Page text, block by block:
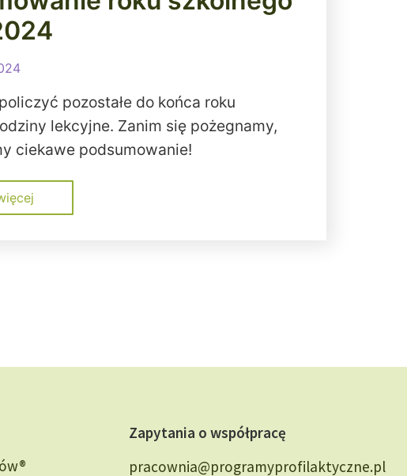
pozostałe do końca roku
lekcyjne. Zanim się pożegnamy,
ciekawe podsumowanie!
Zapytania o współpracę
pracownia@programyprofilaktyczne.pl